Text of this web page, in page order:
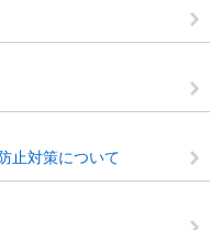
止対策について